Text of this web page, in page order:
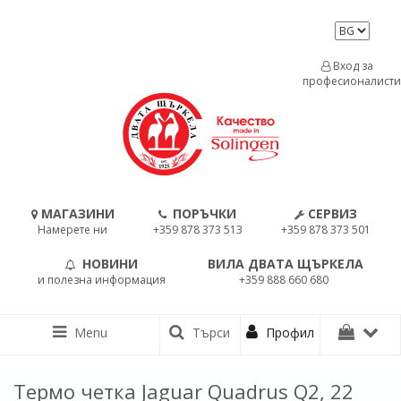
МАГАЗИНИ
Намерете ни
ПОРЪЧКИ
+359 878 373 513
СЕРВИЗ
+359 878 373 501
НОВИНИ
и полезна информация
ВИЛА ДВАТА ЩЪРКЕЛА
+359 888 660 680
Вход за
професионалисти
Menu Търси Профил
Термо четка Jaguar Quadrus Q2, 22